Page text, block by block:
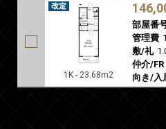
1K - 23.68m2
部屋番
管理費
敷/礼
仲介/FR
向き/入